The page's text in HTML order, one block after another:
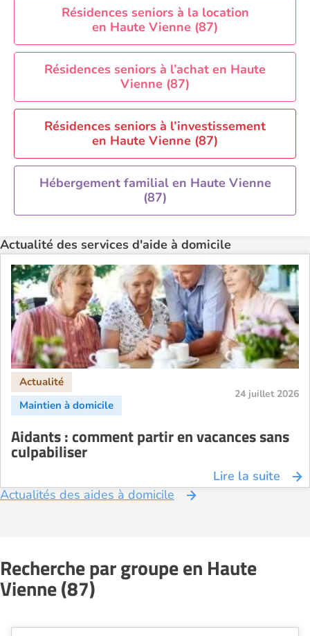
Aide à domicile Perpignan
Aide à domicile Rennes
Aide à domicile Saint-Etienne
Aide à domicile Toulouse
Recherche par ville
Résidences seniors à la location
en Haute Vienne (87)
Résidences seniors à l’achat en Haute
Vienne (87)
Résidences seniors à l’investissement
en Haute Vienne (87)
Hébergement familial en Haute Vienne
(87)
Actualité des services d'aide à domicile
24 juillet 2026
Aidants : comment partir en vacances sans
culpabiliser
Lire la suite
Actualités des aides à domicile
Recherche par groupe en Haute
Vienne (87)